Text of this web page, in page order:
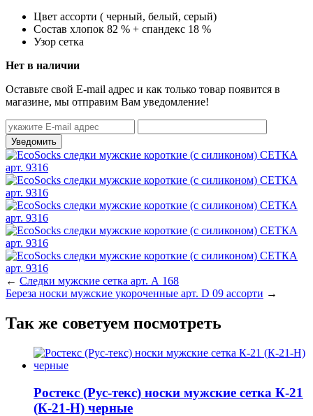
Цвет ассорти ( черный, белый, серый)
Состав хлопок 82 % + спандекс 18 %
Узор сетка
Нет в наличии
Оставьте свой E-mail адрес и как только товар появится в
магазине, мы отправим Вам уведомление!
← Следки мужские сетка арт. А 168
Береза носки мужские укороченные арт. D 09 ассорти →
Так же советуем посмотреть
Ростекс (Рус-текс) носки мужские сетка К-21
(К-21-Н) черные